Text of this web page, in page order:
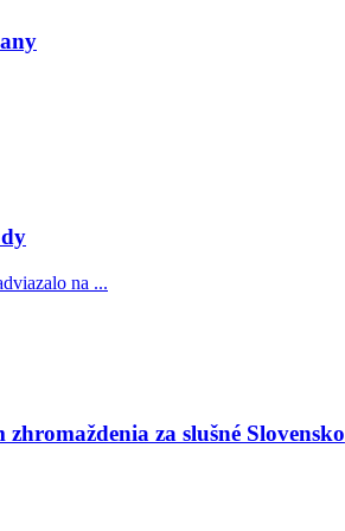
na ...
za slušné Slovensko